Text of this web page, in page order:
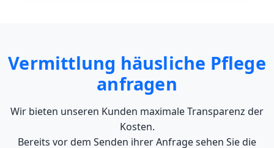
Vermittlung häusliche Pflege
anfragen
Wir bieten unseren Kunden maximale Transparenz der
Kosten.
Bereits vor dem Senden ihrer Anfrage sehen Sie die